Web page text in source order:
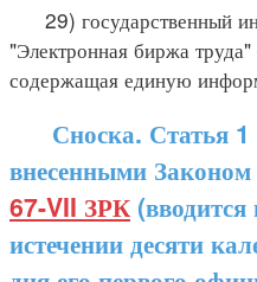
29) государственный
"Электронная биржа
содержащая единую
Сноска. Статья 1
внесенными
67-VII ЗРК (вводится
истечении десяти